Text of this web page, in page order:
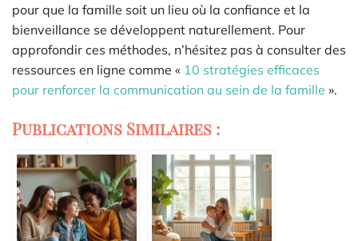
pour que la famille soit un lieu où la confiance et la
bienveillance se développent naturellement. Pour
approfondir ces méthodes, n’hésitez pas à consulter des
ressources en ligne comme « 10 stratégies efficaces
pour renforcer la communication au sein de la famille ».
Publications Similaires :